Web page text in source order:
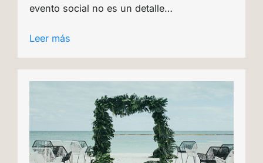
evento social no es un detalle…
Leer más